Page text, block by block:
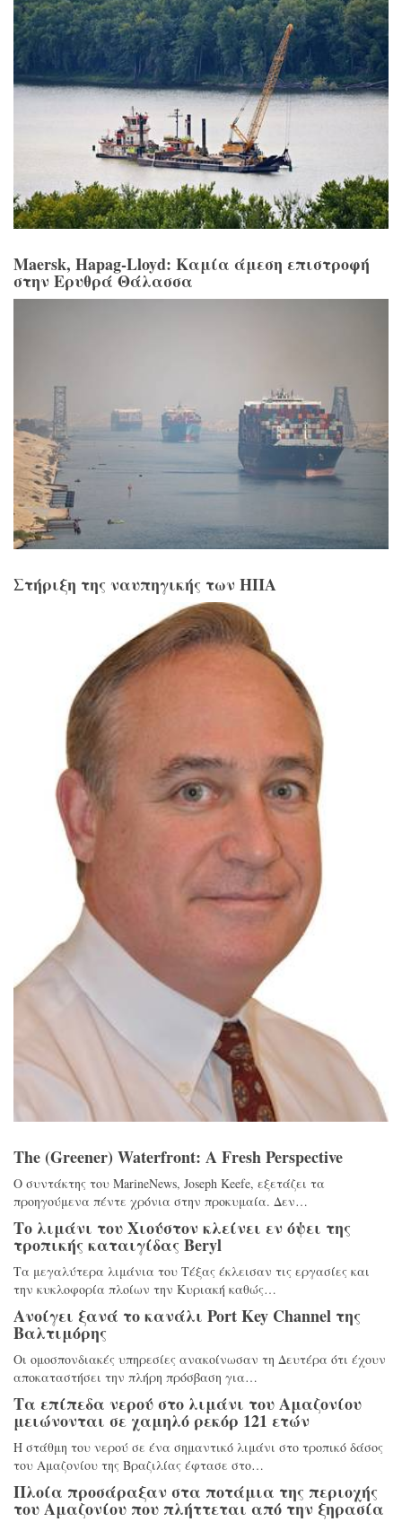
Maersk, Hapag-Lloyd: Καμία άμεση επιστροφή
στην Ερυθρά Θάλασσα
Στήριξη της ναυπηγικής των ΗΠΑ
The (Greener) Waterfront: A Fresh Perspective
Ο συντάκτης του MarineNews, Joseph Keefe, εξετάζει τα
προηγούμενα πέντε χρόνια στην προκυμαία. Δεν…
Το λιμάνι του Χιούστον κλείνει εν όψει της
τροπικής καταιγίδας Beryl
Τα μεγαλύτερα λιμάνια του Τέξας έκλεισαν τις εργασίες και
την κυκλοφορία πλοίων την Κυριακή καθώς…
Ανοίγει ξανά το κανάλι Port Key Channel της
Βαλτιμόρης
Οι ομοσπονδιακές υπηρεσίες ανακοίνωσαν τη Δευτέρα ότι έχουν
αποκαταστήσει την πλήρη πρόσβαση για…
Τα επίπεδα νερού στο λιμάνι του Αμαζονίου
μειώνονται σε χαμηλό ρεκόρ 121 ετών
Η στάθμη του νερού σε ένα σημαντικό λιμάνι στο τροπικό δάσος
του Αμαζονίου της Βραζιλίας έφτασε στο…
Πλοία προσάραξαν στα ποτάμια της περιοχής
του Αμαζονίου που πλήττεται από την ξηρασία